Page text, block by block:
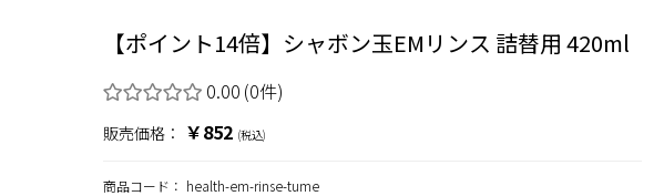
【ポイント14倍】シャボン玉EMリンス 詰替用 420ml
0.00 (0件)
販売価格： ￥852 (税込)
商品コード： health-em-rinse-tume